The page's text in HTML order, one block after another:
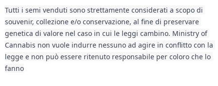
Tutti i semi venduti sono strettamente considerati a scopo di
souvenir, collezione e/o conservazione, al fine di preservare
genetica di valore nel caso in cui le leggi cambino. Ministry of
Cannabis non vuole indurre nessuno ad agire in conflitto con la
legge e non può essere ritenuto responsabile per coloro che lo
fanno